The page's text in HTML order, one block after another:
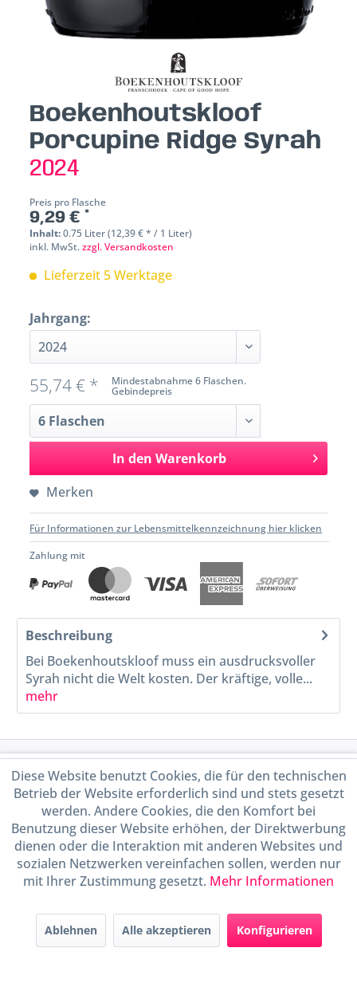
Boekenhoutskloof
Porcupine Ridge Syrah
2024
Preis pro Flasche
9,29 € *
Inhalt:0.75 Liter (12,39 € * / 1 Liter)
inkl. MwSt.zzgl. Versandkosten
Lieferzeit 5 Werktage
Jahrgang:
Mindestabnahme 6 Flaschen.
Gebindepreis
55,74 € *
In den Warenkorb
Merken
Für Informationen zur Lebensmittelkennzeichnung hier klicken
Zahlung mit
Beschreibung
Bei Boekenhoutskloof muss ein ausdrucksvoller
Syrah nicht die Welt kosten. Der kräftige, volle...
mehr
Service Hotline
Shop Service
Informationen
Handel mit BIO-Weinen
durch DE-ÖKO-009
Diese Website benutzt Cookies, die für den technischen
Betrieb der Website erforderlich sind und stets gesetzt
werden. Andere Cookies, die den Komfort bei
Benutzung dieser Website erhöhen, der Direktwerbung
dienen oder die Interaktion mit anderen Websites und
sozialen Netzwerken vereinfachen sollen, werden nur
mit Ihrer Zustimmung gesetzt. Mehr Informationen
Ablehnen Alle akzeptieren Konfigurieren